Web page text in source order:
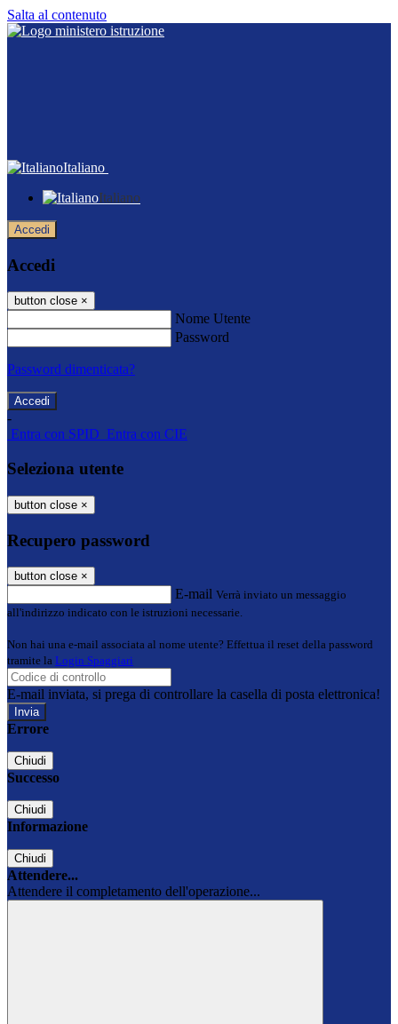
Salta al contenuto
Italiano
Italiano
Accedi
Accedi
button close ×
Nome Utente
Password
Password dimenticata?
-
Entra con SPID Entra con CIE
Seleziona utente
button close ×
Recupero password
button close ×
E-mail Verrà inviato un messaggio
all'indirizzo indicato con le istruzioni necessarie.
Non hai una e-mail associata al nome utente? Effettua il reset della password
tramite la Login Spaggiari
E-mail inviata, si prega di controllare la casella di posta elettronica!
Errore
Chiudi
Successo
Chiudi
Informazione
Chiudi
Attendere...
Attendere il completamento dell'operazione...